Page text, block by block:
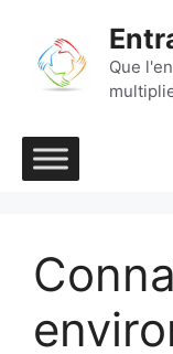
contenu
Que